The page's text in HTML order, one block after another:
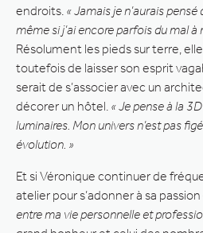
endroits. « Jamais je n’aurais pensé
même si j’ai encore parfois du mal à
Résolument les pieds sur terre,
toutefois de laisser son esprit
serait de s’associer avec un
décorer un hôtel. « Je pense à la
luminaires. Mon univers n’est pas
évolution. »
Et si Véronique continuer de
atelier pour s’adonner à sa passion
entre ma vie personnelle et